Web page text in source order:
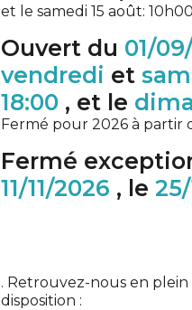
et le samedi 15 août:
Ouvert du 01/
vendredi et
18:00, et le
Fermé pour 2026 à partir
Fermé
11/11/2026 , le
. Retrouvez-nous en
disposition :